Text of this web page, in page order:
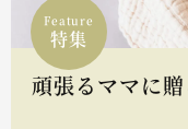
Feature
特集
頑張るママに